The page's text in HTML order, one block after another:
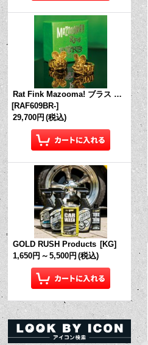
Rat Fink Mazooma! ブラス リング
[RAF609BR-]
29,700円 (税込)
GOLD RUSH Products [KG]
1,650円 ～ 5,500円 (税込)